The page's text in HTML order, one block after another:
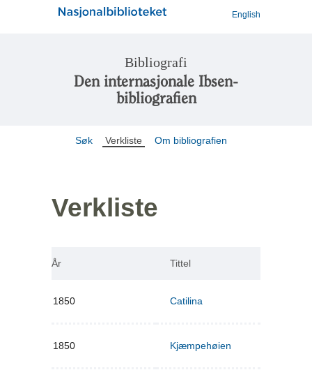
English
Bibliografi
Den internasjonale Ibsen-
bibliografien
Søk Verkliste Om bibliografien
Verkliste
År Tittel
1850 Catilina
1850 Kjæmpehøien